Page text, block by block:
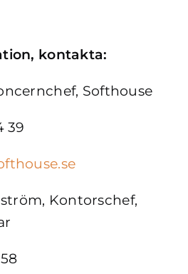
kontakta:
Softhouse
39
Kontorschef,